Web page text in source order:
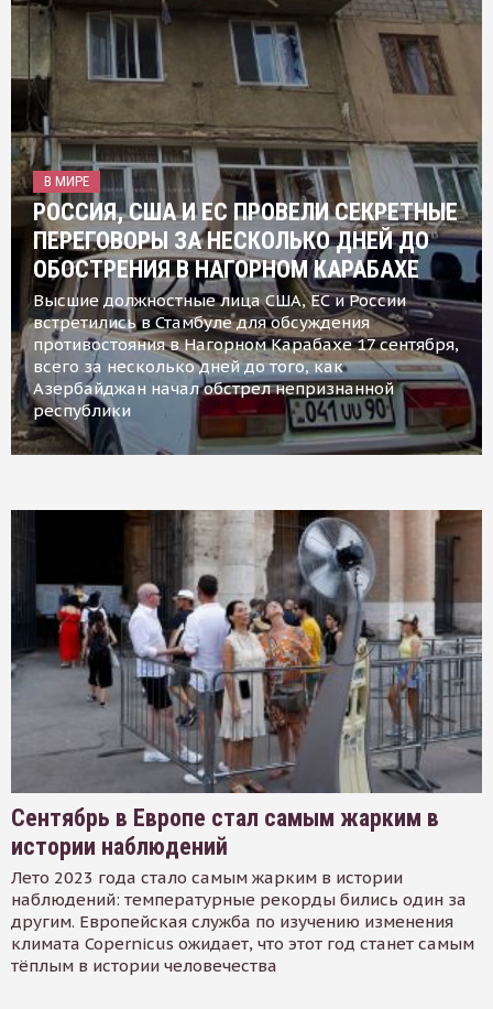
В МИРЕ
РОССИЯ, США И ЕС ПРОВЕЛИ СЕКРЕТНЫЕ
ПЕРЕГОВОРЫ ЗА НЕСКОЛЬКО ДНЕЙ ДО
ОБОСТРЕНИЯ В НАГОРНОМ КАРАБАХЕ
Высшие должностные лица США, ЕС и России
встретились в Стамбуле для обсуждения
противостояния в Нагорном Карабахе 17 сентября,
всего за несколько дней до того, как
Азербайджан начал обстрел непризнанной
республики
Сентябрь в Европе стал самым жарким в
истории наблюдений
Лето 2023 года стало самым жарким в истории
наблюдений: температурные рекорды бились один за
другим. Европейская служба по изучению изменения
климата Copernicus ожидает, что этот год станет самым
тёплым в истории человечества